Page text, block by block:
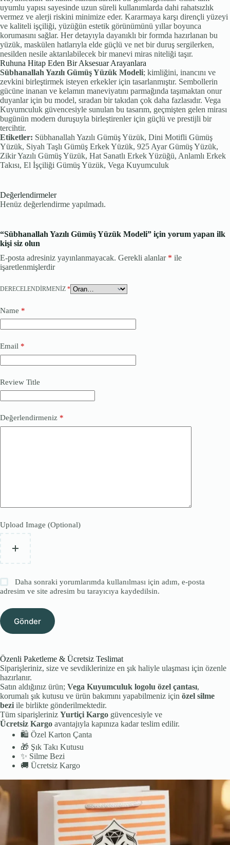
uyumlu yapısı sayesinde uzun süreli kullanımlarda dahi rahatsızlık
vermez ve alerji riskini minimize eder. Kararmaya karşı dirençli yüzeyi
ve kaliteli işçiliği, yüzüğün estetik görünümünü yıllar boyunca
korumasını sağlar. Her detayıyla dayanıklı bir formda hazırlanan bu
yüzük, maskülen hatlarıyla elde güçlü ve net bir duruş sergilerken,
nesilden nesile aktarılabilecek bir manevi miras niteliği taşır.
Ruhuna Hitap Eden Bir Aksesuar Arayanlara
Sübhanallah Yazılı Gümüş Yüzük Modeli; kimliğini, inancını ve
zevkini birleştirmek isteyen erkekler için tasarlanmıştır. Sembollerin
gücüne inanan ve kelamın maneviyatını parmağında taşımaktan onur
duyanlar için bu model, sıradan bir takıdan çok daha fazlasıdır. Vega
Kuyumculuk güvencesiyle sunulan bu tasarım, geçmişten gelen mirası
bugünün modern duruşuyla birleştirenler için güçlü ve prestijli bir
tercihtir.
Etiketler: Sübhanallah Yazılı Gümüş Yüzük, Dini Motifli Gümüş
Yüzük, Siyah Taşlı Gümüş Erkek Yüzük, 925 Ayar Gümüş Yüzük,
Zikir Yazılı Gümüş Yüzük, Hat Sanatlı Erkek Yüzüğü, Anlamlı Erkek
Takısı, El İşçiliği Gümüş Yüzük, Vega Kuyumculuk
Değerlendirmeler
Henüz değerlendirme yapılmadı.
“Sübhanallah Yazılı Gümüş Yüzük Modeli” için yorum yapan ilk
kişi siz olun
E-posta adresiniz yayınlanmayacak. Gerekli alanlar * ile
işaretlenmişlerdir
DERECELENDIRMENIZ *
Name *
Email *
Review Title
Değerlendirmeniz *
Upload Image (Optional)
Daha sonraki yorumlarımda kullanılması için adım, e-posta
adresim ve site adresim bu tarayıcıya kaydedilsin.
Gönder
Özenli Paketleme & Ücretsiz Teslimat
Siparişleriniz, size ve sevdiklerinize en şık haliyle ulaşması için özenle
hazırlanır.
Satın aldığınız ürün; Vega Kuyumculuk logolu özel çantası,
korumalı şık kutusu ve ürün bakımını yapabilmeniz için özel silme
bezi ile birlikte gönderilmektedir.
Tüm siparişleriniz Yurtiçi Kargo güvencesiyle ve
Ücretsiz Kargo avantajıyla kapınıza kadar teslim edilir.
🛍️ Özel Karton Çanta
🎁 Şık Takı Kutusu
✨ Silme Bezi
🚚 Ücretsiz Kargo